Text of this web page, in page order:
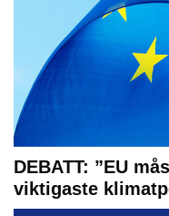
DEBATT: ”EU
viktigaste